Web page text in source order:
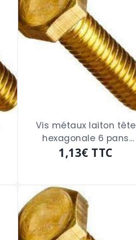
Vis métaux laiton tête
hexagonale 6 pans
filetage total de 3 x 30
1,13€ TTC